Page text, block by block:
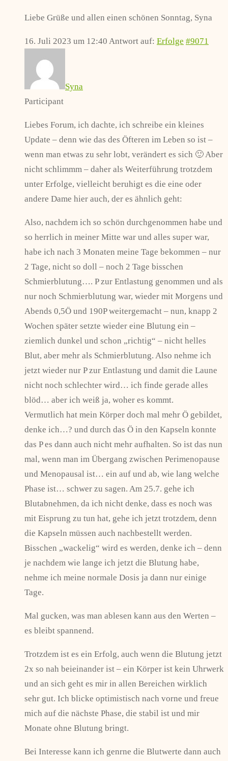
Liebe Grüße und allen einen schönen Sonntag, Syna
16. Juli 2023 um 12:40 Antwort auf: Erfolge #9071
Syna
Participant
Liebes Forum, ich dachte, ich schreibe ein kleines
Update – denn wie das des Öfteren im Leben so ist –
wenn man etwas zu sehr lobt, verändert es sich 🙂 Aber
nicht schlimmm – daher als Weiterführung trotzdem
unter Erfolge, vielleicht beruhigt es die eine oder
andere Dame hier auch, der es ähnlich geht:
Also, nachdem ich so schön durchgenommen habe und
so herrlich in meiner Mitte war und alles super war,
habe ich nach 3 Monaten meine Tage bekommen – nur
2 Tage, nicht so doll – noch 2 Tage bisschen
Schmierblutung…. P zur Entlastung genommen und als
nur noch Schmierblutung war, wieder mit Morgens und
Abends 0,5Ö und 190P weitergemacht – nun, knapp 2
Wochen später setzte wieder eine Blutung ein –
ziemlich dunkel und schon „richtig“ – nicht helles
Blut, aber mehr als Schmierblutung. Also nehme ich
jetzt wieder nur P zur Entlastung und damit die Laune
nicht noch schlechter wird… ich finde gerade alles
blöd… aber ich weiß ja, woher es kommt.
Vermutlich hat mein Körper doch mal mehr Ö gebildet,
denke ich…? und durch das Ö in den Kapseln konnte
das P es dann auch nicht mehr aufhalten. So ist das nun
mal, wenn man im Übergang zwischen Perimenopause
und Menopausal ist… ein auf und ab, wie lang welche
Phase ist… schwer zu sagen. Am 25.7. gehe ich
Blutabnehmen, da ich nicht denke, dass es noch was
mit Eisprung zu tun hat, gehe ich jetzt trotzdem, denn
die Kapseln müssen auch nachbestellt werden.
Bisschen „wackelig“ wird es werden, denke ich – denn
je nachdem wie lange ich jetzt die Blutung habe,
nehme ich meine normale Dosis ja dann nur einige
Tage.
Mal gucken, was man ablesen kann aus den Werten –
es bleibt spannend.
Trotzdem ist es ein Erfolg, auch wenn die Blutung jetzt
2x so nah beieinander ist – ein Körper ist kein Uhrwerk
und an sich geht es mir in allen Bereichen wirklich
sehr gut. Ich blicke optimistisch nach vorne und freue
mich auf die nächste Phase, die stabil ist und mir
Monate ohne Blutung bringt.
Bei Interesse kann ich genrne die Blutwerte dann auch